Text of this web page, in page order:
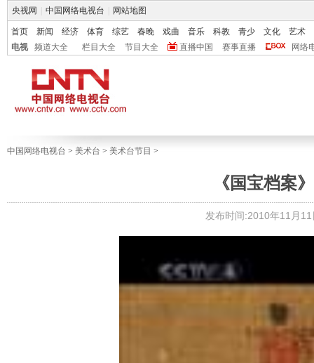
央视网 中国网络电视台 网站地图
首页 新闻 经济 体育 综艺 春晚 戏曲 音乐 科教 青少 文化
艺术
电视
频道大全 栏目大全 节目大全 直播中国 赛事直播 网络
中国网络电视台 > 美术台 > 美术台节目 >
《国宝档案
发布时间:2010年11月